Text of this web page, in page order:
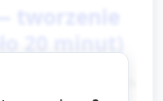
— tworzenie
20 minut)
na stolikach